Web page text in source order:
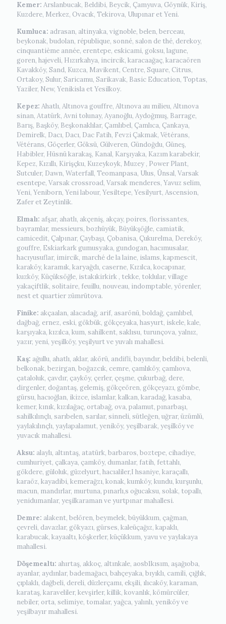
Kemer: Arslanbucak, Beldibi, Beycik, Çamyuva, Göynük, Kiriş,
Kuzdere, Merkez, Ovacık, Tekirova, Ulupınar et Yeni.
Kumluca: adrasan, altinyaka, vignoble, belen, berceau,
beykonak, budolan, république, sonné, salon de thé, derekoy,
cinquantième année, erentepe, eskicami, goksu, lagune,
goren, hajeveli, Hızırkahya, incircik, karacaağaç, karacaören
Kavakköy, Sand, Kuzca, Mavikent, Centre, Square, Citrus,
Ortakoy, Sulur, Saricamu, Sarikavak, Basic Education, Toptas,
Yaziler, New, Yenikisla et Yesilkoy.
Kepez: Ahatlı, Altınova gouffre, Altınova au milieu, Altınova
sinan, Atatürk, Avni tolunay, Ayanoğlu, Aydoğmuş, Barrage,
Barış, Başköy, Beşkonaklılar, Çamlıbel, Çamlıca, Çankaya,
Demirelk, Dacı, Dacı, Dac Fatih, Fevzi Çakmak, Vétérans,
Vétérans, Göçerler, Göksü, Gülveren, Gündoğdu, Güneş,
Habibler, Hüsnü karakaş, Kanal, Karşıyaka, Kazım karabekir,
Kepez, Kızıllı, Kirişçku, Kuzeykoyk, Muzey , Power Plant,
Sutculer, Dawn, Waterfall, Teomanpasa, Ulus, Ünsal, Varsak
esentepe, Varsak crossroad, Varsak menderes, Yavuz selim,
Yeni, Yeniborn, Yeni labour, Yesiltepe, Yesilyurt, Ascension,
Zafer et Zeytinlik.
Elmalı: afşar, ahatlı, akçeniş, akçay, poires, florissantes,
bayramlar, messieurs, bozhüyük, Büyükşöğle, camiatik,
camicedit, Çalpınar, Çaybaşı, Çobanisa, Çukurelma, Dereköy,
gouffre, Eskiarkark gumusyaka, gundogan, hacımusalar,
hacıyusuflar, imircik, marché de la laine, islams, kapmescit,
karaköy, karamık, karyağdı, caserne, Kızılca, kocapınar,
kuzköy, Küçüksöğle, istakıkirkirk , tekke, toklular, village
yakaçiftlik, solitaire, feuillu, nouveau, indomptable, yörenler,
nest et quartier zümrütova.
Finike: akçaalan, alacadağ, arif, asarönü, boldağ, çamlıbel,
dağbağ, ernez, eski, gökbük, gökçeyaka, hasyurt, iskele, kale,
karşıyaka, kızılca, kum, sahilkent, saklısu, turunçova, yalnız,
yazır, yeni, yeşilköy, yeşilyurt ve yuvalı mahallesi.
Kaş: ağullu, ahatlı, aklar, akörü, andifli, bayındır, beldibi, belenli,
belkonak, bezirgan, boğazcık, cemre, çamlıköy, çamlıova,
çataloluk, çavdır, çayköy, çerler, çeşme, çukurbağ, dere,
dirgenler, doğantaş, gelemiş, gökçeören, gökçeyazı, gömbe,
gürsu, hacıoğlan, ikizce, islamlar, kalkan, karadağ, kasaba,
kemer, kınık, kızılağaç, ortabağ, ova, palamut, pınarbaşı,
sahilkılınçlı, sarıbelen, sarılar, sinneli, sütleğen, uğrar, üzümlü,
yaylakılınçlı, yaylapalamut, yeniköy, yeşilbarak, yeşilköy ve
yuvacık mahallesi.
Aksu: alaylı, altıntaş, atatürk, barbaros, boztepe, cihadiye,
cumhuriyet, çalkaya, çamköy, dumanlar, fatih, fettahlı,
gökdere, güloluk, güzelyurt, hacıaliler,I hsaniye, karaçallı,
karaöz, kayadibi, kemerağzı, konak, kumköy, kundu, kurşunlu,
macun, mandırlar, murtuna, pınarlı,s oğucaksu, solak, topallı,
yenidumanlar, yeşilkaraman ve yurtpınar mahallesi.
Demre: alakent, belören, beymelek, büyükkum, çağman,
çevreli, davazlar, gökyazı, gürses, kaleüçağız, kapaklı,
karabucak, kayaaltı, köşkerler, küçükkum, yavu ve yaylakaya
mahallesi.
Döşemealtı: ahırtaş, akkoç, altınkale, aosb1kısım, aşağıoba,
ayanlar, aydınlar, bademağacı, bahçeyaka, bıyıklı, camili, çığlık,
çıplaklı, dağbeli, dereli, düzlerçamı, ekşili, ılıcaköy, karaman,
karataş, karaveliler, kevşirler, killik, kovanlık, kömürcüler,
nebiler, orta, selimiye, tomalar, yağca, yalınlı, yeniköy ve
yeşilbayır mahallesi.